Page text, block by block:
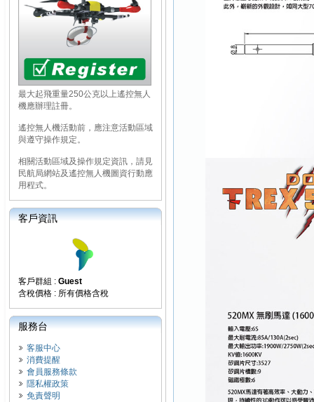
最大起飛重量250公克以上遙控無人
機應辦理註冊。
遙控無人機活動前，應注意活動區域
與遵守操作規定。
相關活動區域及操作規定資訊，請見
民航局網站及遙控無人機圖資行動應
用程式。
客戶資訊
客戶群組 : Guest
含稅價格 : 所有價格含稅
服務台
客服中心
消費提醒
會員服務條款
隱私權政策
免責聲明